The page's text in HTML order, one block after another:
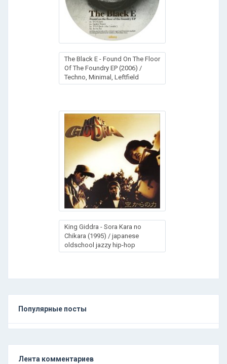
The Black E - Found On The Floor
Of The Foundry EP (2006) /
Techno, Minimal, Leftfield
King Giddra - Sora Kara no
Chikara (1995) / japanese
oldschool jazzy hip-hop
Популярные посты
Лента комментариев